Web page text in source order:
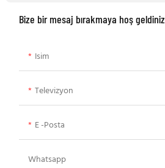
Bize bir mesaj bırakmaya hoş geldiniz
Isim
Televizyon
E -posta
Whatsapp